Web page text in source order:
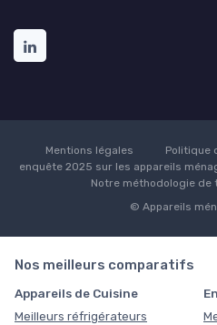
Mentions légales Politique
enquête 2025 sur les appareils
Notre méthodologie
© Appareils
Nos meilleurs comparatifs
Appareils de Cuisine
Meilleurs réfrigérateurs